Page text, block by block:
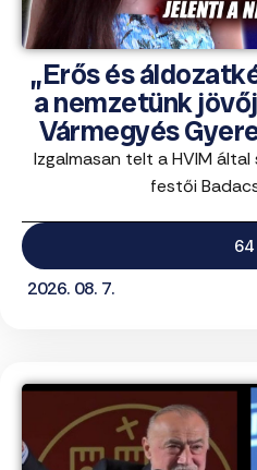
„Erős és
a nemzetünk
Vármegyés
Izgalmasan telt a HVIM
festői
64
2026. 08. 7.